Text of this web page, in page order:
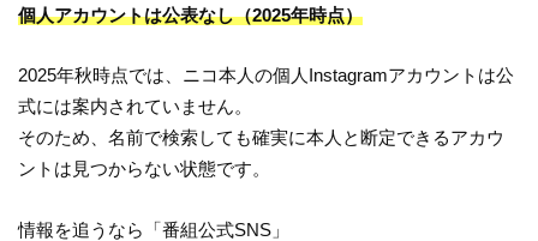
個人アカウントは公表なし（2025年時点）
2025年秋時点では、ニコ本人の個人Instagramアカウントは公
式には案内されていません。
そのため、名前で検索しても確実に本人と断定できるアカウ
ントは見つからない状態です。
情報を追うなら「番組公式SNS」